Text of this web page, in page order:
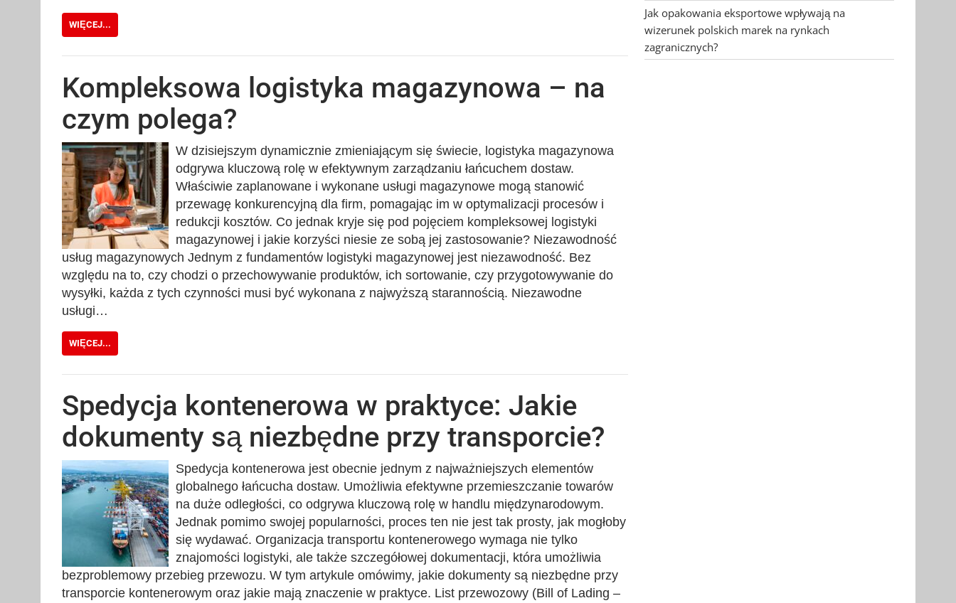
WIĘCEJ...
Kompleksowa logistyka magazynowa – na
czym polega?
W dzisiejszym dynamicznie zmieniającym się świecie, logistyka magazynowa
odgrywa kluczową rolę w efektywnym zarządzaniu łańcuchem dostaw.
Właściwie zaplanowane i wykonane usługi magazynowe mogą stanowić
przewagę konkurencyjną dla firm, pomagając im w optymalizacji procesów i
redukcji kosztów. Co jednak kryje się pod pojęciem kompleksowej logistyki
magazynowej i jakie korzyści niesie ze sobą jej zastosowanie? Niezawodność
usług magazynowych Jednym z fundamentów logistyki magazynowej jest niezawodność. Bez
względu na to, czy chodzi o przechowywanie produktów, ich sortowanie, czy przygotowywanie do
wysyłki, każda z tych czynności musi być wykonana z najwyższą starannością. Niezawodne
usługi…
WIĘCEJ...
Spedycja kontenerowa w praktyce: Jakie
dokumenty są niezbędne przy transporcie?
Spedycja kontenerowa jest obecnie jednym z najważniejszych elementów
globalnego łańcucha dostaw. Umożliwia efektywne przemieszczanie towarów
na duże odległości, co odgrywa kluczową rolę w handlu międzynarodowym.
Jednak pomimo swojej popularności, proces ten nie jest tak prosty, jak mogłoby
się wydawać. Organizacja transportu kontenerowego wymaga nie tylko
znajomości logistyki, ale także szczegółowej dokumentacji, która umożliwia
bezproblemowy przebieg przewozu. W tym artykule omówimy, jakie dokumenty są niezbędne przy
transporcie kontenerowym oraz jakie mają znaczenie w praktyce. List przewozowy (Bill of Lading –
Jak opakowania eksportowe wpływają na
wizerunek polskich marek na rynkach
zagranicznych?